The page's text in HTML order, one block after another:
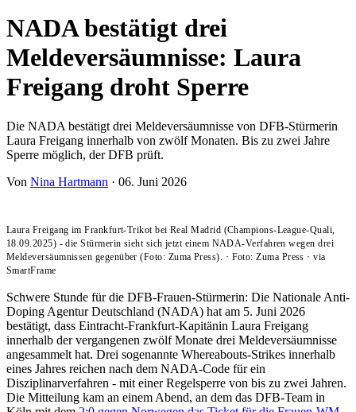
NADA bestätigt drei
Meldeversäumnisse: Laura
Freigang droht Sperre
Die NADA bestätigt drei Meldeversäumnisse von DFB-Stürmerin
Laura Freigang innerhalb von zwölf Monaten. Bis zu zwei Jahre
Sperre möglich, der DFB prüft.
Von Nina Hartmann · 06. Juni 2026
Laura Freigang im Frankfurt-Trikot bei Real Madrid (Champions-League-Quali,
18.09.2025) - die Stürmerin sieht sich jetzt einem NADA-Verfahren wegen drei
Meldeversäumnissen gegenüber (Foto: Zuma Press). · Foto: Zuma Press ·via
SmartFrame
Schwere Stunde für die DFB-Frauen-Stürmerin: Die Nationale Anti-
Doping Agentur Deutschland (NADA) hat am 5. Juni 2026
bestätigt, dass Eintracht-Frankfurt-Kapitänin Laura Freigang
innerhalb der vergangenen zwölf Monate drei Meldeversäumnisse
angesammelt hat. Drei sogenannte Whereabouts-Strikes innerhalb
eines Jahres reichen nach dem NADA-Code für ein
Disziplinarverfahren - mit einer Regelsperre von bis zu zwei Jahren.
Die Mitteilung kam an einem Abend, an dem das DFB-Team in